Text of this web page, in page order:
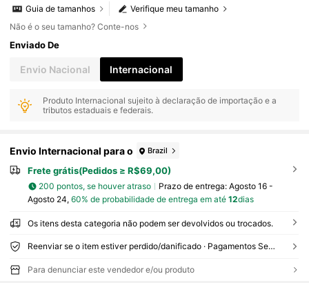
Verifique meu tamanho
Guia de tamanhos
Não é o seu tamanho? Conte-nos
Enviado De
Envio Nacional Internacional
Produto Internacional sujeito à declaração de importação e a
tributos estaduais e federais.
Envio Internacional para o Brazil
Frete grátis(Pedidos ≥ R$69,00)
200 pontos, se houver atraso Prazo de entrega: Agosto 16 -
Agosto 24, 60% de probabilidade de entrega em até 12dias
Os itens desta categoria não podem ser devolvidos ou trocados.
Reenviar se o item estiver perdido/danificado · Pagamentos Seguros · Proteção de privacidade
Para denunciar este vendedor e/ou produto